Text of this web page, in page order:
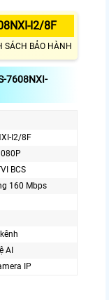
I2/8F
SÁCH BẢO HÀNH
7608NXI-
I2/8F
BCS
160 Mbps
AI
IP